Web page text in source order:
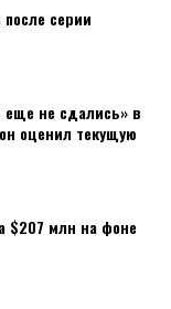
серии
еще не сдались» в
оценил текущую
$207 млн на фоне